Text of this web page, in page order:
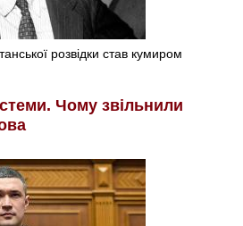
розвідки став кумиром
Чому звільнили